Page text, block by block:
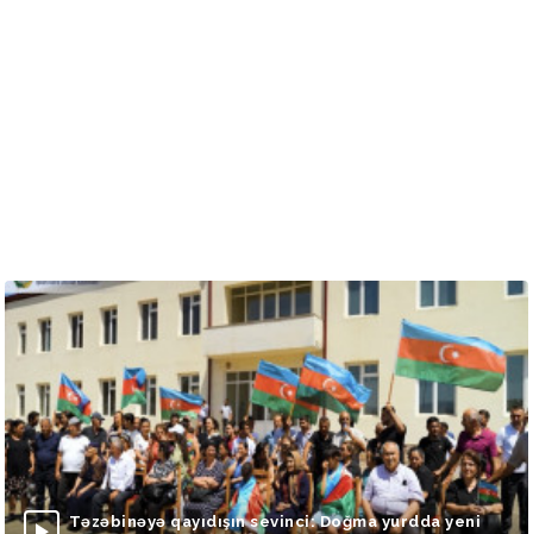
Təzəbinəyə qayıdışın sevinci: Doğma yurdda yeni